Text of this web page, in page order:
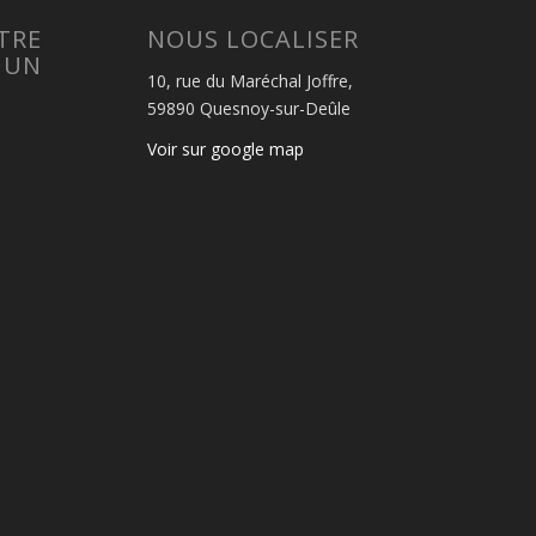
NOUS LOCALISER
10, rue du Maréchal Joffre,
59890 Quesnoy-sur-Deûle
Voir sur google map